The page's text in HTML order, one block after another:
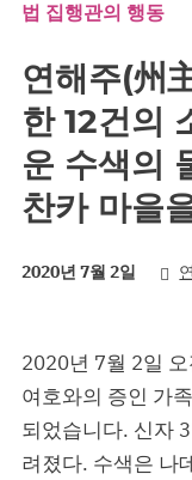
법 집행관의 행동
연해주(州
한 12건의
운 수색의
찬카 마을
2020년 7월 2일
2020년 7월 2일
여호와의 증인 가
되었습니다. 신자
려졌다. 수색은 나